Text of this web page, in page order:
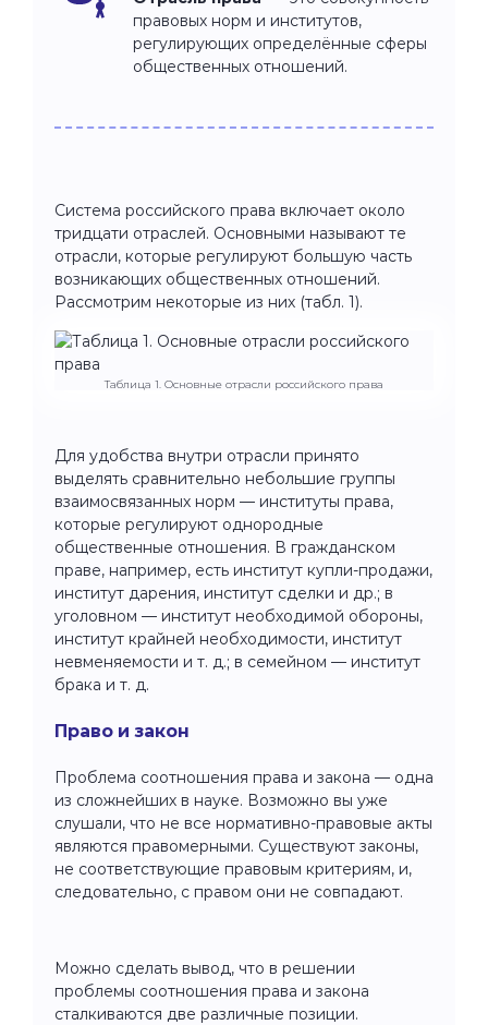
правовых норм и институтов,
регулирующих определённые сферы
общественных отношений.
Система российского права включает около
тридцати отраслей. Основными называют те
отрасли, которые регулируют большую часть
возникающих общественных отношений.
Рассмотрим некоторые из них (табл. 1).
Таблица 1. Основные отрасли российского права
Для удобства внутри отрасли принято
выделять сравнительно небольшие группы
взаимосвязанных норм — институты права,
которые регулируют однородные
общественные отношения. В гражданском
праве, например, есть институт купли-продажи,
институт дарения, институт сделки и др.; в
уголовном — институт необходимой обороны,
институт крайней необходимости, институт
невменяемости и т. д.; в семейном — институт
брака и т. д.
Право и закон
Проблема соотношения права и закона — одна
из сложнейших в науке. Возможно вы уже
слушали, что не все нормативно-правовые акты
являются правомерными. Существуют законы,
не соответствующие правовым критериям, и,
следовательно, с правом они не совпадают.
Можно сделать вывод, что в решении
проблемы соотношения права и закона
сталкиваются две различные позиции.